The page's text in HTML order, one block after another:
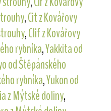
,Cit z Kovářovy
,Clif z Kovářovy
rybníka,Yakkita od
od Štěpánského
rybníka,Yukon od
z Mýtské doliny,